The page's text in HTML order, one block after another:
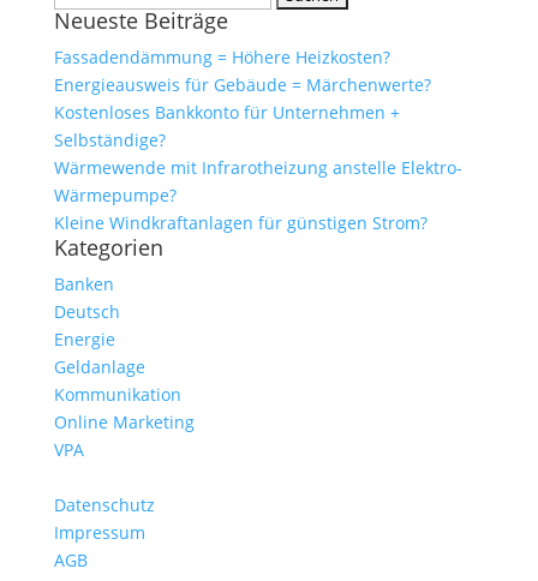
nach:
Neueste Beiträge
Fassadendämmung = Höhere Heizkosten?
Energieausweis für Gebäude = Märchenwerte?
Kostenloses Bankkonto für Unternehmen +
Selbständige?
Wärmewende mit Infrarotheizung anstelle Elektro-
Wärmepumpe?
Kleine Windkraftanlagen für günstigen Strom?
Kategorien
Banken
Deutsch
Energie
Geldanlage
Kommunikation
Online Marketing
VPA
Datenschutz
Impressum
AGB